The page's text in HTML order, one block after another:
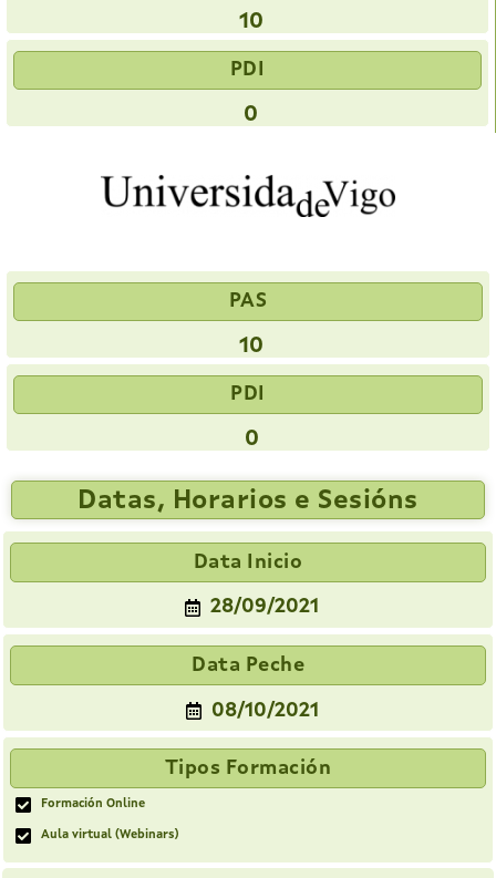
10
PDI
0
PAS
10
PDI
0
Datas, Horarios e Sesións
Data Inicio
28/09/2021
Data Peche
08/10/2021
Tipos Formación
Formación Online
Aula virtual (Webinars)